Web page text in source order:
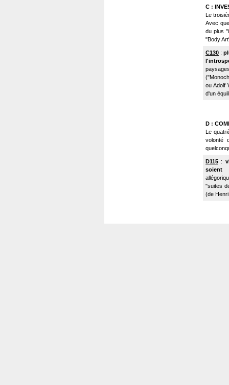
C :
Le
Avec
du plus
"Body
C130 :
ou Adolf
d'un
D :
Le
volonté
D115 :
soient
"suites
(de